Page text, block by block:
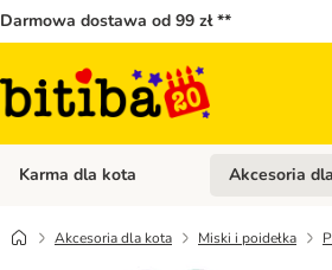
Darmowa dostawa od 99 zł **
Karma dla kota Otwórz menu
Akcesoria
Akcesoria dla kota Miski i poidełka